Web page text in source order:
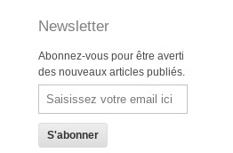
Newsletter
Abonnez-vous pour être averti
des nouveaux articles publiés.
Email